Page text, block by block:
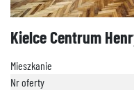
Kielce Centrum
Mieszkanie
Nr oferty